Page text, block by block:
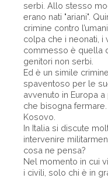
serbi. Allo stesso
erano nati "ariani".
crimine contro
colpa che i neonati, i
commesso è quella
genitori non serbi.
Ed è un simile
spaventoso per le
avvenuto in Europa
che bisogna
Kosovo.
In Italia si discute
intervenire
cosa ne pensa?
Nel momento in cui
i civili, solo chi è in